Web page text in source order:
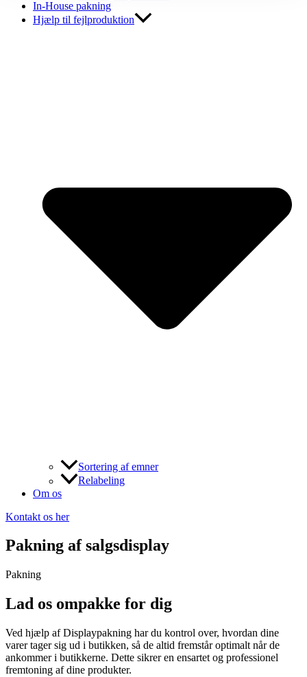
In-House pakning
Hjælp til fejlproduktion
Sortering af emner
Relabeling
Om os
Kontakt os her
Pakning af salgsdisplay
Pakning
Lad os ompakke for dig
Ved hjælp af Displaypakning har du kontrol over, hvordan dine
varer tager sig ud i butikken, så de altid fremstår optimalt når de
ankommer i butikkerne. Dette sikrer en ensartet og professionel
fremtoning af dine produkter.